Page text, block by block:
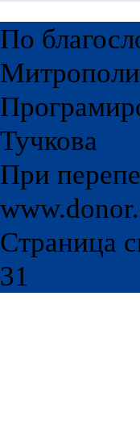
По
Тучкова
При
Страница
31